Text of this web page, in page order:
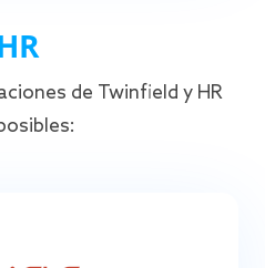
de Twinfield y HR